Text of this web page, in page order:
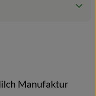
Manufaktur